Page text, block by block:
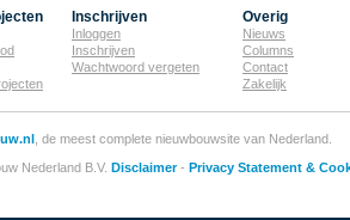
Inschrijven
Inloggen
Inschrijven
Wachtwoord vergeten
Overig
Nieuws
Columns
Contact
Zakelijk
, de meest complete nieuwbouwsite van Nederland.
Nederland B.V. Disclaimer- Privacy Statement &